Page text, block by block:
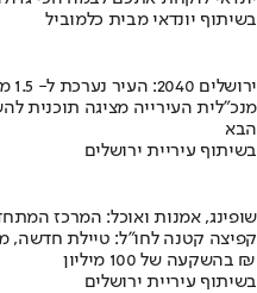
בשיתוף יונדאי מבית כלמוביל
ירושלים 2040: העיר נערכת ל- 1.5 מליון תושבים
מנכ"לית העירייה מציגה תוכנית
הבא
בשיתוף עיריית ירושלים
שופינג, אמנות ואוכל: המרכז
קפיצה קטנה לחו"ל: טיילת חדשה,
בהשקעה של 100 מיליון ₪
בשיתוף עיריית ירושלים